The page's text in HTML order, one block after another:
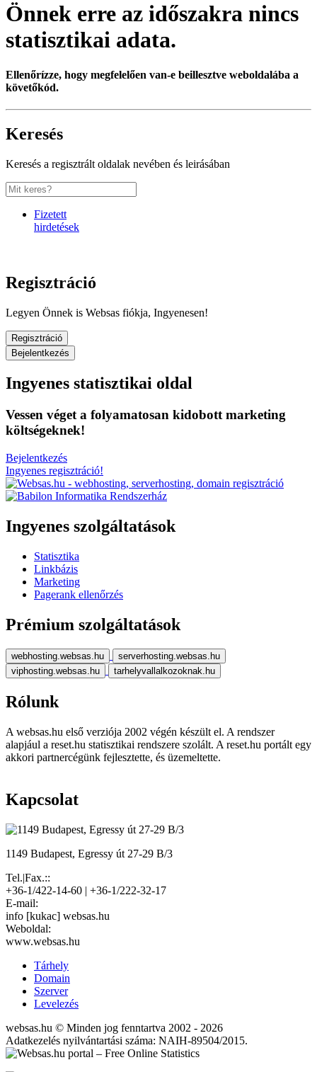
Önnek erre az időszakra nincs
statisztikai adata.
Ellenőrízze, hogy megfelelően van-e beillesztve weboldalába a
követőkód.
Keresés
Keresés a regisztrált oldalak nevében és leirásában
Fizetett
hirdetések
Regisztráció
Legyen Önnek is Websas fiókja, Ingyenesen!
Regisztráció
Bejelentkezés
Ingyenes statisztikai oldal
Vessen véget a folyamatosan kidobott marketing
költségeknek!
Bejelentkezés
Ingyenes regisztráció!
Ingyenes szolgáltatások
Statisztika
Linkbázis
Marketing
Pagerank ellenőrzés
Prémium szolgáltatások
webhosting.websas.hu
serverhosting.websas.hu
viphosting.websas.hu
tarhelyvallalkozoknak.hu
Rólunk
A websas.hu első verziója 2002 végén készült el. A rendszer
alapjául a reset.hu statisztikai rendszere szolált. A reset.hu portált egy
akkori partnercégünk fejlesztette, és üzemeltette.
Kapcsolat
1149 Budapest, Egressy út 27-29 B/3
Tel.|Fax.::
+36-1/422-14-60 | +36-1/222-32-17
E-mail:
info [kukac] websas.hu
Weboldal:
www.websas.hu
Tárhely
Domain
Szerver
Levelezés
websas.hu © Minden jog fenntartva 2002 - 2026
Adatkezelés nyilvántartási száma: NAIH-89504/2015.